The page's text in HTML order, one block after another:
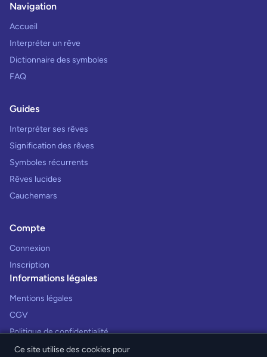
Navigation
Accueil
Interpréter un rêve
Dictionnaire des symboles
FAQ
Guides
Interpréter ses rêves
Signification des rêves
Symboles récurrents
Rêves lucides
Cauchemars
Compte
Connexion
Inscription
Informations légales
Mentions légales
CGV
Politique de confidentialité
Ce site utilise des cookies pour